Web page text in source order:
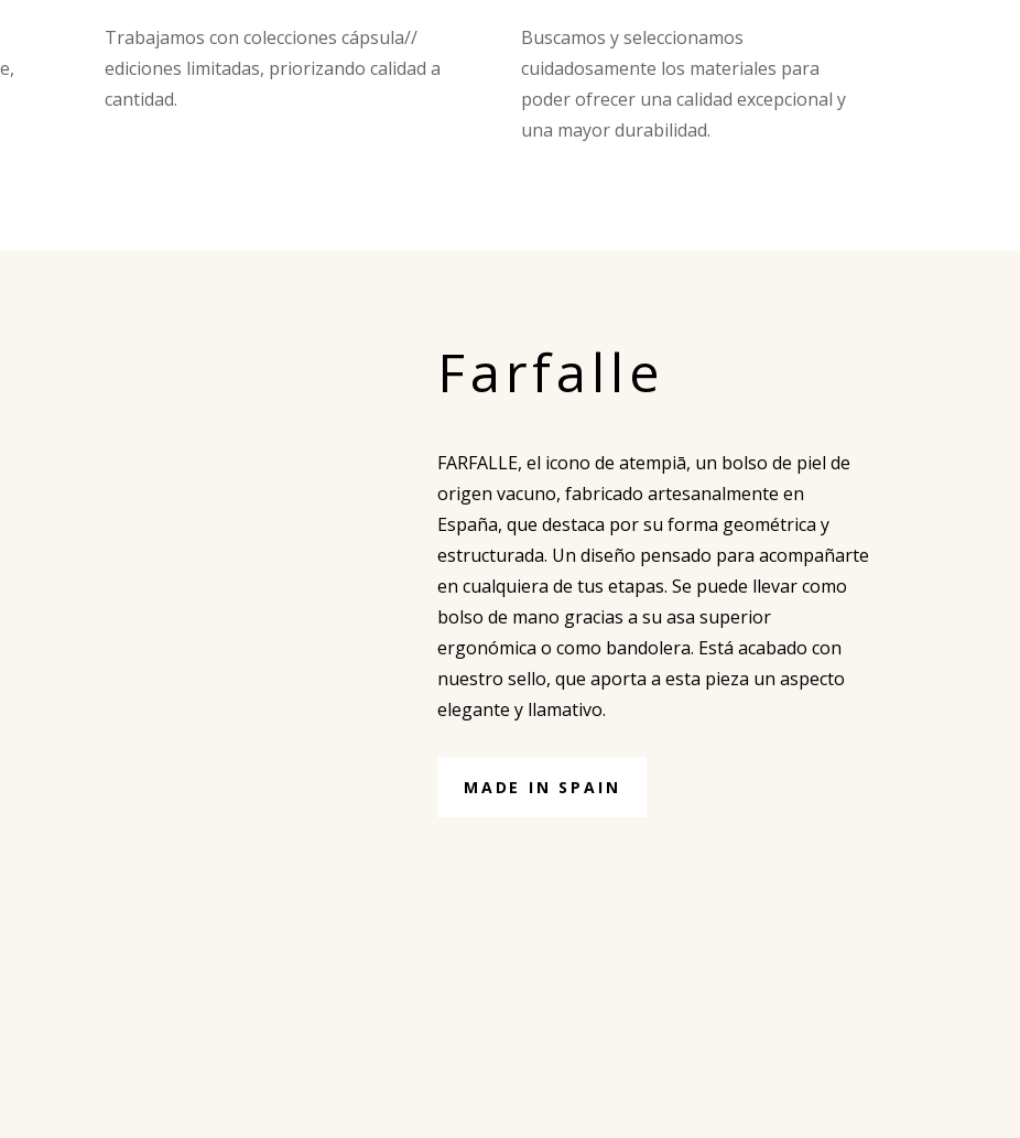
Trabajamos con colecciones cápsula//
ediciones limitadas, priorizando calidad a
cantidad.
Buscamos y seleccionamos
cuidadosamente los materiales para
poder ofrecer una calidad excepcional y
una mayor durabilidad.
Farfalle
FARFALLE, el icono de atempiā, un bolso de piel de
origen vacuno, fabricado artesanalmente en
España, que destaca por su forma geométrica y
estructurada. Un diseño pensado para acompañarte
en cualquiera de tus etapas. Se puede llevar como
bolso de mano gracias a su asa superior
ergonómica o como bandolera. Está acabado con
nuestro sello, que aporta a esta pieza un aspecto
elegante y llamativo.
MADE IN SPAIN